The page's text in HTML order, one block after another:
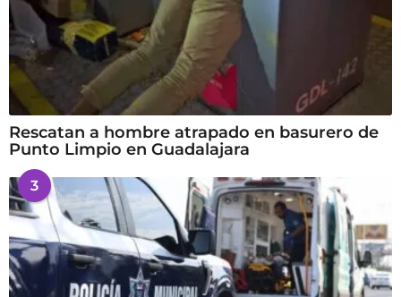
Rescatan a hombre atrapado en basurero de
Punto Limpio en Guadalajara
3